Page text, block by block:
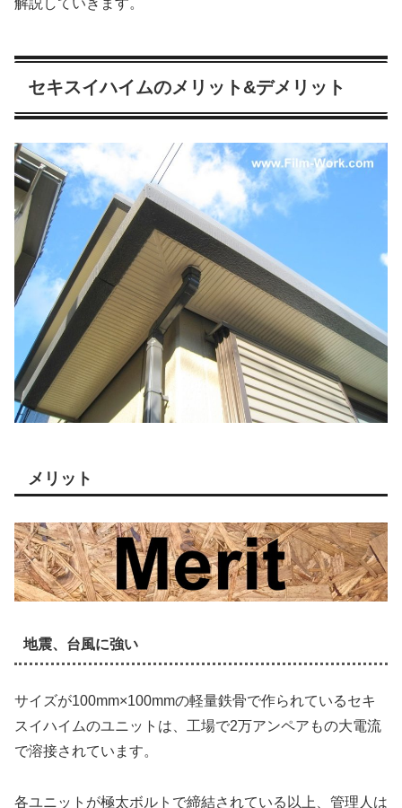
セキスイハイムのメリット&デメリット
メリット
地震、台風に強い
サイズが100mm×100mmの軽量鉄骨で作られているセキ
スイハイムのユニットは、工場で2万アンペアもの大電流
で溶接されています。
各ユニットが極太ボルトで締結されている以上、管理人は